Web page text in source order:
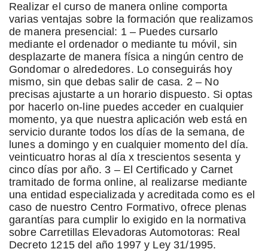
Realizar el curso de manera online comporta
varias ventajas sobre la formación que realizamos
de manera presencial: 1 – Puedes cursarlo
mediante el ordenador o mediante tu móvil, sin
desplazarte de manera física a ningún centro de
Gondomar o alrededores. Lo conseguirás hoy
mismo, sin que debas salir de casa. 2 – No
precisas ajustarte a un horario dispuesto. Si optas
por hacerlo on-line puedes acceder en cualquier
momento, ya que nuestra aplicación web está en
servicio durante todos los días de la semana, de
lunes a domingo y en cualquier momento del día.
veinticuatro horas al día x trescientos sesenta y
cinco días por año. 3 – El Certificado y Carnet
tramitado de forma online, al realizarse mediante
una entidad especializada y acreditada como es el
caso de nuestro Centro Formativo, ofrece plenas
garantías para cumplir lo exigido en la normativa
sobre Carretillas Elevadoras Automotoras: Real
Decreto 1215 del año 1997 y Ley 31/1995.